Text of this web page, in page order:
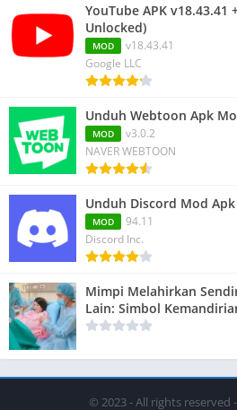
YouTube APK v18.43.41
Unlocked)
MOD
v18.43.41
Google LLC
Unduh Webtoon Apk
MOD
v3.0.2
NAVER WEBTOON
Unduh Discord Mod
MOD
94.11
Discord Inc.
Mimpi Melahirkan
Lain: Simbol
© 2023 - All rights reserved -